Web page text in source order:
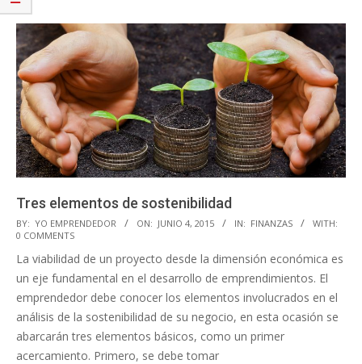
Tres elementos de sostenibilidad
2015-
06-
04
BY: YO EMPRENDEDOR ON: JUNIO 4, 2015 IN: FINANZAS
WITH:
0 COMMENTS
La viabilidad de un proyecto desde la dimensión económica es
un eje fundamental en el desarrollo de emprendimientos. El
emprendedor debe conocer los elementos involucrados en el
análisis de la sostenibilidad de su negocio, en esta ocasión se
abarcarán tres elementos básicos, como un primer
acercamiento. Primero, se debe tomar